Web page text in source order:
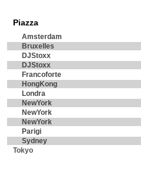
Piazza
Amsterdam
Bruxelles
DJStoxx
DJStoxx
Francoforte
HongKong
Londra
NewYork
NewYork
NewYork
Parigi
Sydney
Tokyo